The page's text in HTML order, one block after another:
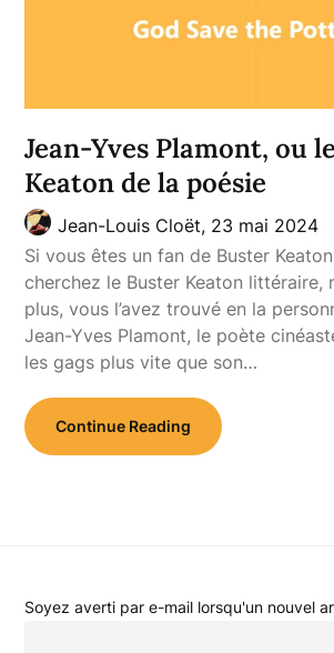
Jean-Yves Plamont, ou
Keaton de la poésie
Jean-Louis Cloët, 23 mai 2024
Si vous êtes un fan de Buster
cherchez le Buster Keaton littéraire,
plus, vous l’avez trouvé en la
Jean-Yves Plamont, le poète
les gags plus vite que son…
Continue Reading
Soyez averti par e-mail lorsqu'un nouvel